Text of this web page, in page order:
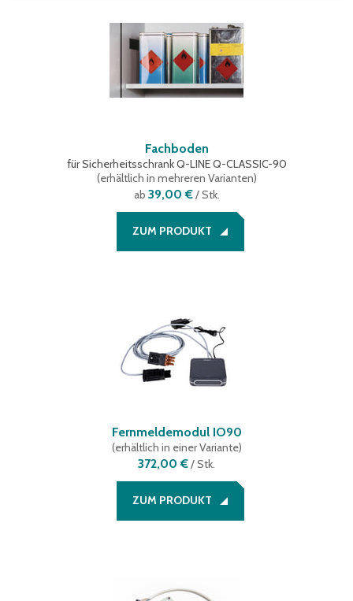
Fachboden
für Sicherheitsschrank Q-LINE Q-CLASSIC-90
(erhältlich in mehreren Varianten)
ab 39,00 €/ Stk.
ZUM PRODUKT
Fernmeldemodul IO90
(erhältlich in einer Variante)
372,00 €/Stk.
ZUM PRODUKT